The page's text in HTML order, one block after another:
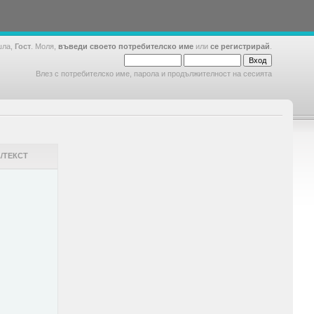
Гост . Моля, въведи своето потребителско име или се регистрирай
Влез с потребителско име, парола и продължителност на сесията